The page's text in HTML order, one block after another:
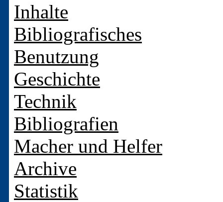
Inhalte
Bibliografisches
Benutzung
Geschichte
Technik
Bibliografien
Macher und Helfer
Archive
Statistik